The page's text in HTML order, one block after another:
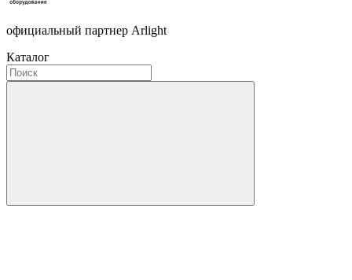
официальный партнер Arlight
Каталог